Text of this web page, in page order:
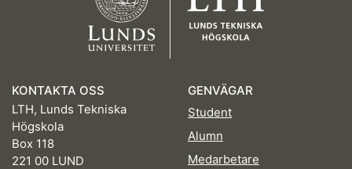
KONTAKTA OSS
LTH, Lunds Tekniska
Högskola
Box 118
221 00 LUND
GENVÄGAR
Student
Alumn
Medarbetare